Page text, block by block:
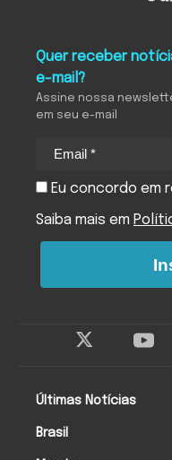
Últimas Notícias
Brasil
Quer receber
e-mail?
Assine nossa
em seu e-mail
Eu concordo em
Saiba mais em